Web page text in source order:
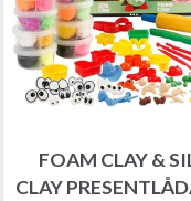
FOAM CLAY &
CLAY